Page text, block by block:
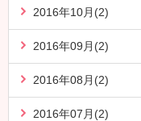
2016年10月(2)
2016年09月(2)
2016年08月(2)
2016年07月(2)